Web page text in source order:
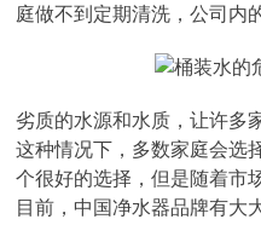
庭做不到定期清洗，公司内
劣质的水源和水质，让许多
这种情况下，多数家庭会选
个很好的选择，但是随着市
目前，中国净水器品牌有大